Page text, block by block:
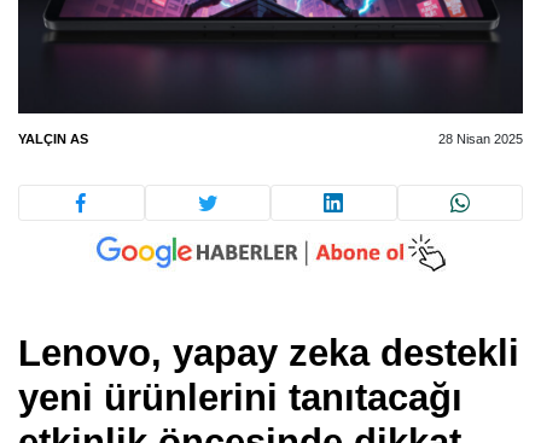
YALÇIN AS 28 Nisan 2025
Lenovo, yapay zeka destekli
yeni ürünlerini tanıtacağı